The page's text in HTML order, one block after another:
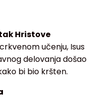
Hristove
učenju, Isus
delovanja došao
bi bio kršten.